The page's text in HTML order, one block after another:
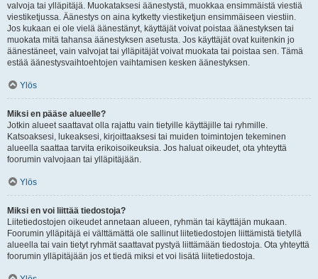
valvoja tai ylläpitäjä. Muokataksesi äänestystä, muokkaa ensimmäistä viestiä
viestiketjussa. Äänestys on aina kytketty viestiketjun ensimmäiseen viestiin.
Jos kukaan ei ole vielä äänestänyt, käyttäjät voivat poistaa äänestyksen tai
muokata mitä tahansa äänestyksen asetusta. Jos käyttäjät ovat kuitenkin jo
äänestäneet, vain valvojat tai ylläpitäjät voivat muokata tai poistaa sen. Tämä
estää äänestysvaihtoehtojen vaihtamisen kesken äänestyksen.
Ylös
Miksi en pääse alueelle?
Jotkin alueet saattavat olla rajattu vain tietyille käyttäjille tai ryhmille.
Katsoaksesi, lukeaksesi, kirjoittaaksesi tai muiden toimintojen tekeminen
alueella saattaa tarvita erikoisoikeuksia. Jos haluat oikeudet, ota yhteyttä
foorumin valvojaan tai ylläpitäjään.
Ylös
Miksi en voi liittää tiedostoja?
Liitetiedostojen oikeudet annetaan alueen, ryhmän tai käyttäjän mukaan.
Foorumin ylläpitäjä ei välttämättä ole sallinut liitetiedostojen liittämistä tietyllä
alueella tai vain tietyt ryhmät saattavat pystyä liittämään tiedostoja. Ota yhteyttä
foorumin ylläpitäjään jos et tiedä miksi et voi lisätä liitetiedostoja.